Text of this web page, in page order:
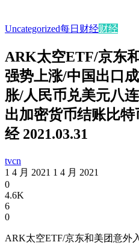
Uncategorized每日财经财经
ARK太空ETF/京东
强势上涨/中国出口
胀/人民币兑美元八
出加密货币结账比
经 2021.03.31
tvcn
1 4 月 2021 1 4 月 2021
0
4.6K
6
0
ARK太空ETF/京东和美团意外